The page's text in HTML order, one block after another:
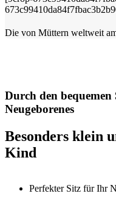
Die von Müttern weltweit
Durch den bequemen
Neugeborenes
Besonders klein
Kind
Perfekter Sitz für Ihr